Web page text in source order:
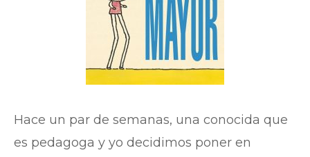
Hace un par de semanas, una conocida que
es pedagoga y yo decidimos poner en